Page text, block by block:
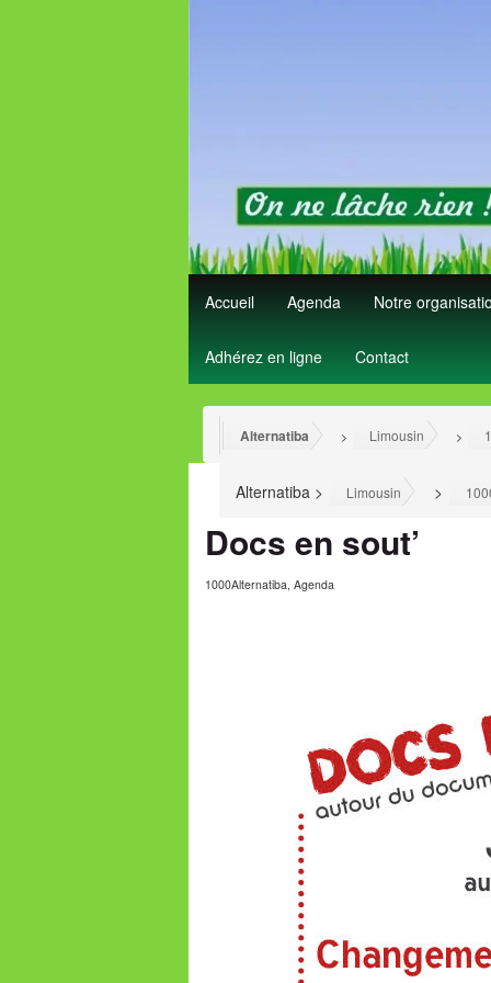
Accueil Agenda Notre
Adhérez en ligne Contact
Alternatiba > Limousin >
Alternatiba > Limousin >
Docs en sout’
1000Alternatiba, Agenda